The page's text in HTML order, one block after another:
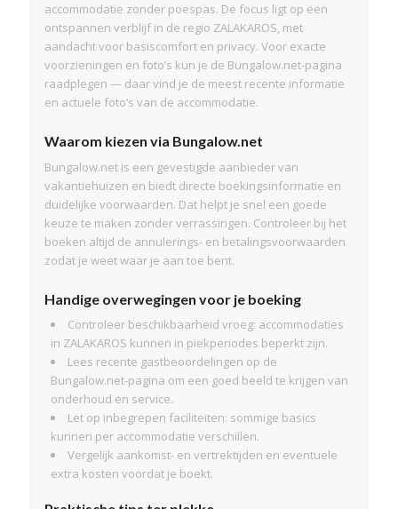
accommodatie zonder poespas. De focus ligt op een
ontspannen verblijf in de regio ZALAKAROS, met
aandacht voor basiscomfort en privacy. Voor exacte
voorzieningen en foto’s kun je de Bungalow.net-pagina
raadplegen — daar vind je de meest recente informatie
en actuele foto’s van de accommodatie.
Waarom kiezen via Bungalow.net
Bungalow.net is een gevestigde aanbieder van
vakantiehuizen en biedt directe boekingsinformatie en
duidelijke voorwaarden. Dat helpt je snel een goede
keuze te maken zonder verrassingen. Controleer bij het
boeken altijd de annulerings- en betalingsvoorwaarden
zodat je weet waar je aan toe bent.
Handige overwegingen voor je boeking
Controleer beschikbaarheid vroeg: accommodaties
in ZALAKAROS kunnen in piekperiodes beperkt zijn.
Lees recente gastbeoordelingen op de
Bungalow.net-pagina om een goed beeld te krijgen van
onderhoud en service.
Let op inbegrepen faciliteiten: sommige basics
kunnen per accommodatie verschillen.
Vergelijk aankomst- en vertrektijden en eventuele
extra kosten voordat je boekt.